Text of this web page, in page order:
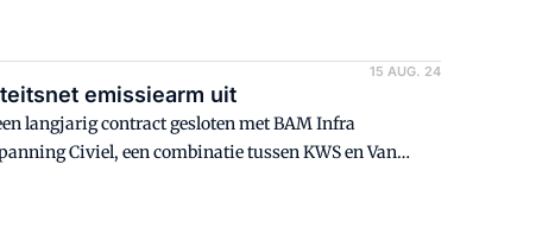
15 AUG. 24
emissiearm uit
langjarig contract gesloten met BAM Infra
Civiel, een combinatie tussen KWS en Van